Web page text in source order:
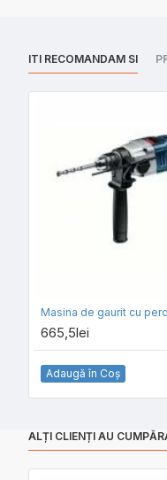
ITI RECOMANDAM SI
665,5lei
Adaugă în Coş
ALȚI CLIENȚI AU